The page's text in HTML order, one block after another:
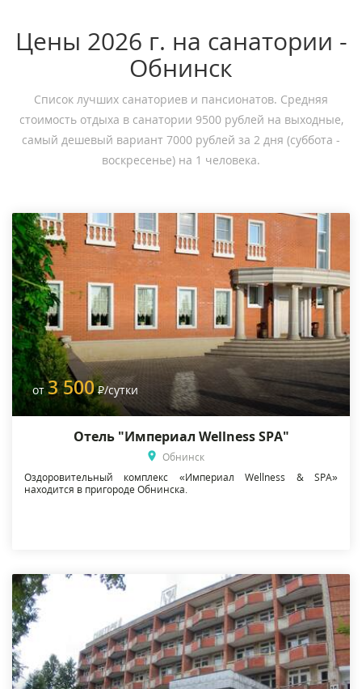
Цены 2026 г. на санатории -
Обнинск
Список лучших санаториев и пансионатов. Средняя
стоимость отдыха в санатории 9500 рублей на выходные,
самый дешевый вариант 7000 рублей за 2 дня (суббота -
воскресенье) на 1 человека.
от3 500 Р/сутки
Отель "Империал Wellness SPA"
Обнинск
Оздоровительный комплекс «Империал Wellness & SPA»
находится в пригороде Обнинска.